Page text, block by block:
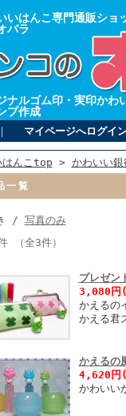
いはんこ専門通販シ
バラ
ナルゴム印・実印かわ
プ作成
マイページへログイ
はんこtop > かわいい銀
一覧
/ 写真のみ
（全3件）
プレゼン
3,080円
かえるの
かえる君
かえるの
4,620円
かわいい